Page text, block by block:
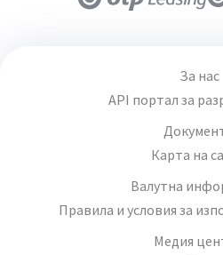
За нас
API портал за
Карта на
Валутна
Правила и условия за
Медия